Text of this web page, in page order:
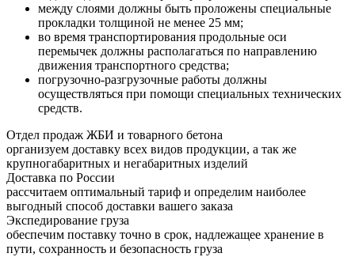
между слоями должны быть проложены специальные
прокладки толщиной не менее 25 мм;
во время транспортирования продольные оси
перемычек должны располагаться по направлению
движения транспортного средства;
погрузочно-разгрузочные работы должны
осуществляться при помощи специальных технических
средств.
Отдел продаж ЖБИ и товарного бетона
организуем доставку всех видов продукции, а так же
крупногабаритных и негабаритных изделий
Доставка по России
рассчитаем оптимальный тариф и определим наиболее
выгодный способ доставки вашего заказа
Экспедирование груза
обеспечим поставку точно в срок, надлежащее хранение в
пути, сохранность и безопасность груза